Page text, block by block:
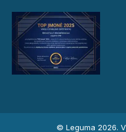
© Leguma 2026.